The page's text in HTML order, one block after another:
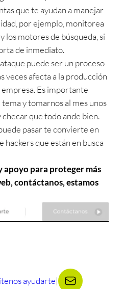
que te ayudan a manejar
por ejemplo, monitorea
y los motores de búsqueda, si
de inmediato.
puede ser un proceso
veces afecta a la producción
Es importante
y tomarnos al mes unos
que todo ande bien.
pasar te convierte en
hackers que están en busca
apoyo para proteger más
contáctanos, estamos
ayudarte|